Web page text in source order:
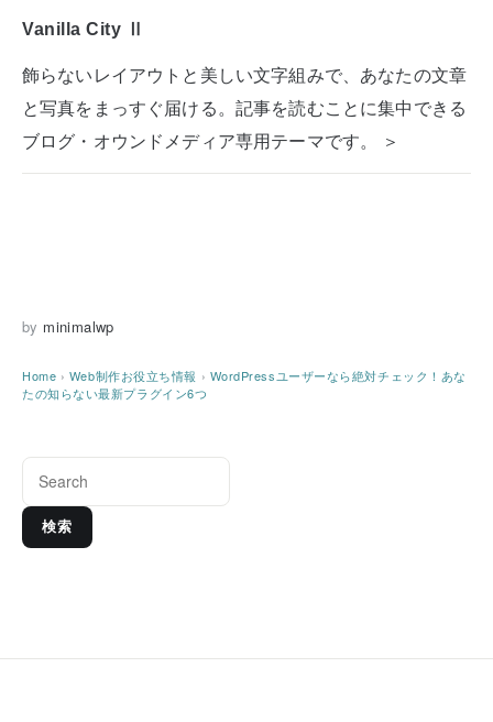
Vanilla City Ⅱ
飾らないレイアウトと美しい文字組みで、あなたの文章
と写真をまっすぐ届ける。記事を読むことに集中できる
ブログ・オウンドメディア専用テーマです。 ＞
by minimalwp
Home › Web制作お役立ち情報 › WordPressユーザーなら絶対チェック！あな
たの知らない最新プラグイン6つ
検索